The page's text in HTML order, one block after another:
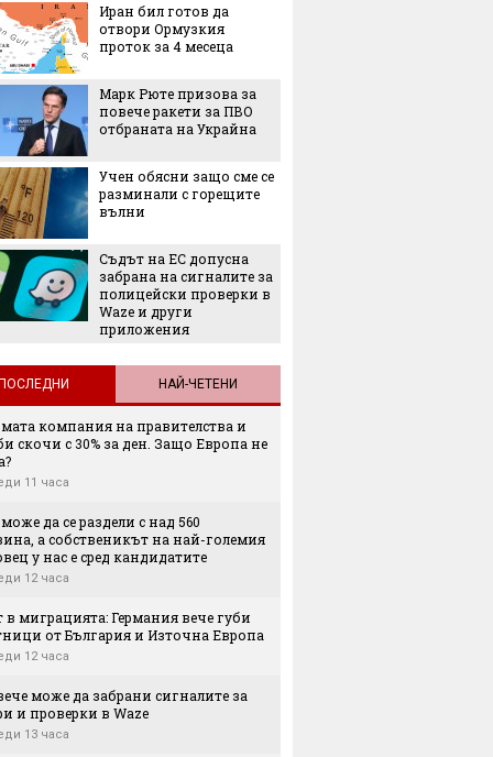
Иран бил готов да
отвори Ормузкия
проток за 4 месеца
Марк Рюте призова за
повече ракети за ПВО
отбраната на Украйна
Учен обясни защо сме се
разминали с горещите
вълни
Съдът на ЕС допусна
забрана на сигналите за
полицейски проверки в
Waze и други
приложения
НАЙ-ЧЕТЕНИ
компания на правителства и
скочи с 30% за ден. Защо Европа не
11 часа
може да се раздели с над 560
а собственикът на най-големия
у нас е сред кандидатите
12 часа
в миграцията: Германия вече губи
от България и Източна Европа
12 часа
може да забрани сигналите за
и проверки в Waze
13 часа